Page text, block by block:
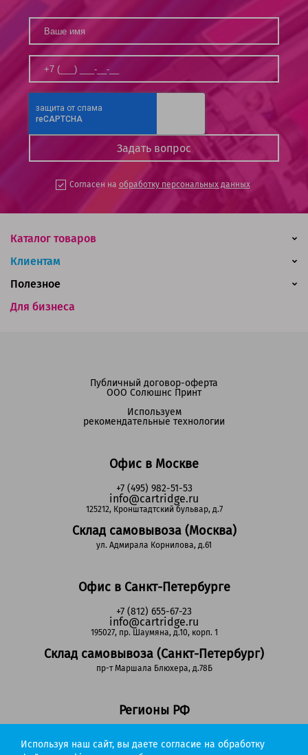
Согласен на обработку персональных данных
Каталог товаров
Клиентам
Для бизнеса
Полезное
Офис в Москве
+7 (495) 982-51-53
info@cartridge.ru
125212, Кронштадтский бульвар, д.7
Склад самовывоза (Москва)
ул. Адмирала Корнилова, д.61
Офис в Санкт-Петербурге
+7 (812) 655-67-23
info@cartridge.ru
195027, пр. Шаумяна, д.10, корп. 1
Склад самовывоза (Санкт-Петербург)
пр-т Маршала Блюхера, д.78Б
Регионы РФ
(звонок бесплатный)
Публичный договор-оферта
ООО Солюшнс Принт
Используем
рекомендательные технологии
Используя наш сайт, вы даете согласие на обработку